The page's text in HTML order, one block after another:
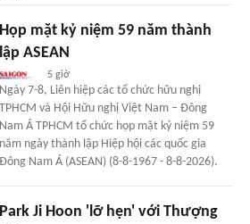
Họp mặt kỷ niệm 59 năm thành
lập ASEAN
5 giờ
Ngày 7-8, Liên hiệp các tổ chức hữu nghị
TPHCM và Hội Hữu nghị Việt Nam – Đông
Nam Á TPHCM tổ chức họp mặt kỷ niệm 59
năm ngày thành lập Hiệp hội các quốc gia
Đông Nam Á (ASEAN) (8-8-1967 - 8-8-2026).
Park Ji Hoon 'lỡ hẹn' với Thượng